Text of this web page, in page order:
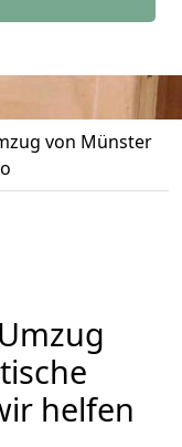
von Münster
helfen